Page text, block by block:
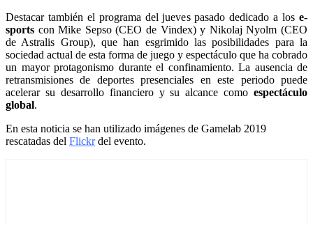
Destacar también el programa del jueves pasado dedicado a los e-
sports con Mike Sepso (CEO de Vindex) y Nikolaj Nyolm (CEO
de Astralis Group), que han esgrimido las posibilidades para la
sociedad actual de esta forma de juego y espectáculo que ha cobrado
un mayor protagonismo durante el confinamiento. La ausencia de
retransmisiones de deportes presenciales en este periodo puede
acelerar su desarrollo financiero y su alcance como espectáculo
global.
En esta noticia se han utilizado imágenes de Gamelab 2019
rescatadas del Flickrdel evento.